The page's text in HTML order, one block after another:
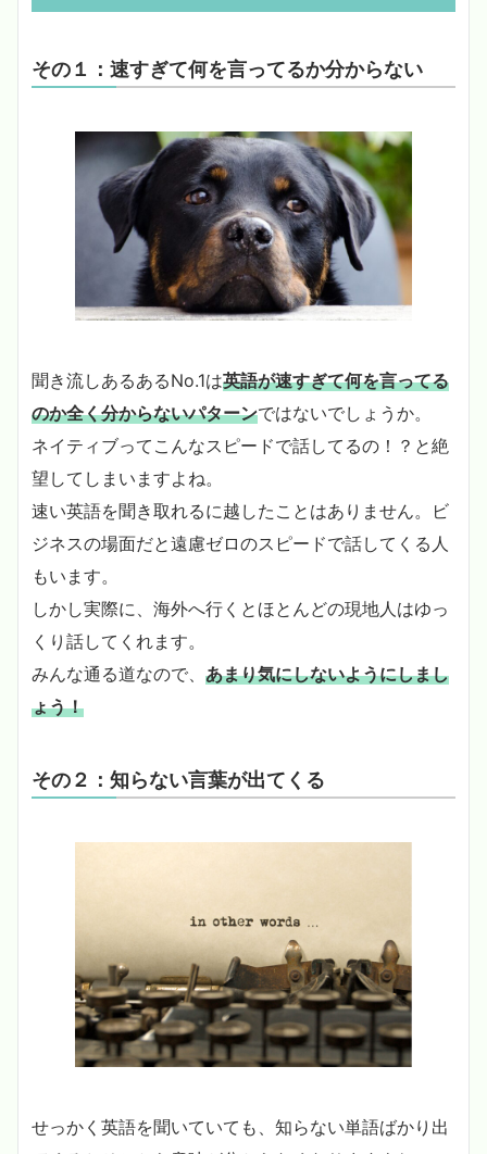
その１：速すぎて何を言ってるか分からない
聞き流しあるあるNo.1は英語が速すぎて何を言ってる
のか全く分からないパターンではないでしょうか。
ネイティブってこんなスピードで話してるの！？と絶
望してしまいますよね。
速い英語を聞き取れるに越したことはありません。ビ
ジネスの場面だと遠慮ゼロのスピードで話してくる人
もいます。
しかし実際に、海外へ行くとほとんどの現地人はゆっ
くり話してくれます。
みんな通る道なので、 あまり気にしないようにしまし
ょう！
その２：知らない言葉が出てくる
せっかく英語を聞いていても、知らない単語ばかり出